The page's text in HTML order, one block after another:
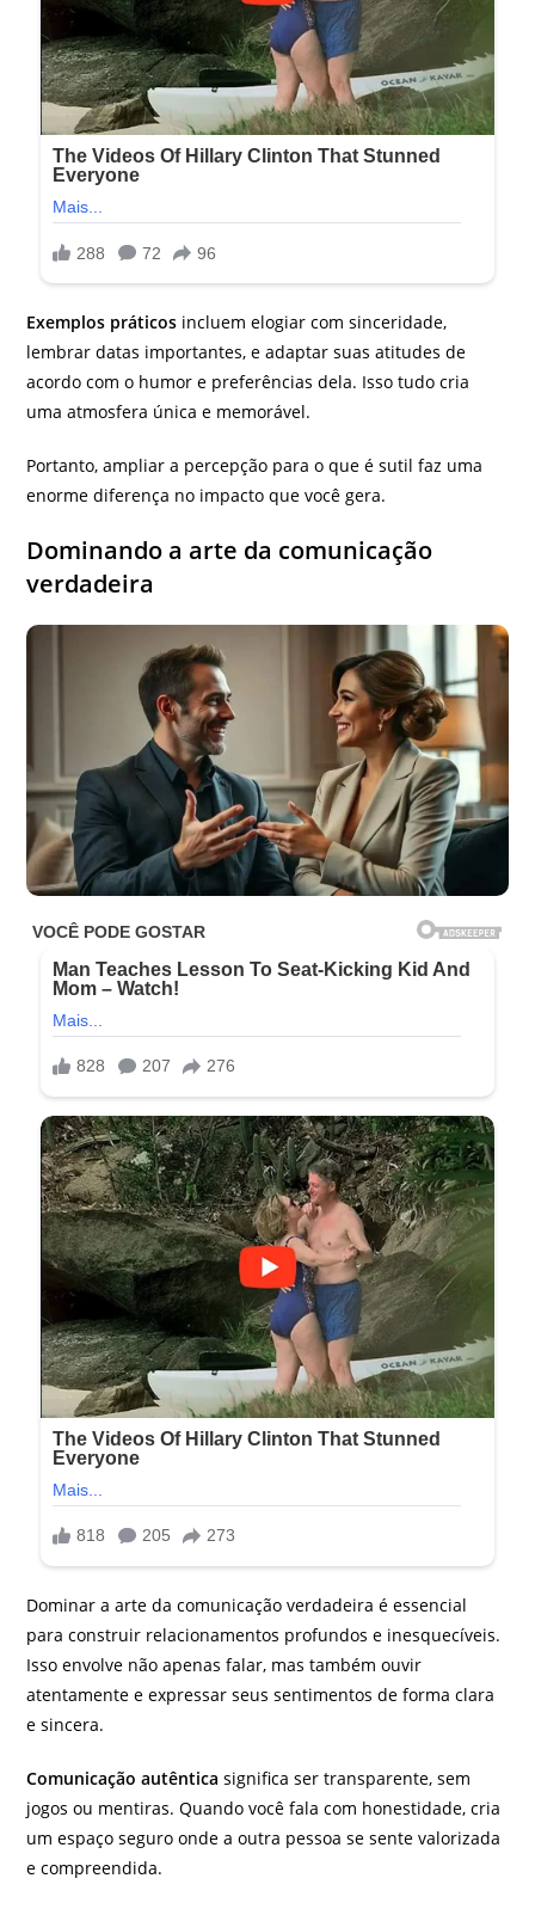
Exemplos práticos incluem elogiar com sinceridade,
lembrar datas importantes, e adaptar suas atitudes de
acordo com o humor e preferências dela. Isso tudo cria
uma atmosfera única e memorável.
Portanto, ampliar a percepção para o que é sutil faz uma
enorme diferença no impacto que você gera.
Dominando a arte da comunicação
verdadeira
Dominar a arte da comunicação verdadeira é essencial
para construir relacionamentos profundos e inesquecíveis.
Isso envolve não apenas falar, mas também ouvir
atentamente e expressar seus sentimentos de forma clara
e sincera.
Comunicação autêntica significa ser transparente, sem
jogos ou mentiras. Quando você fala com honestidade, cria
um espaço seguro onde a outra pessoa se sente valorizada
e compreendida.